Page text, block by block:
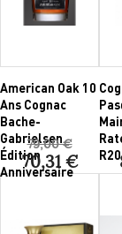
American Oak 10
Ans Cognac
Bache-
Gabrielsen
Édition
Anniversaire
79,00 €
70,31 €